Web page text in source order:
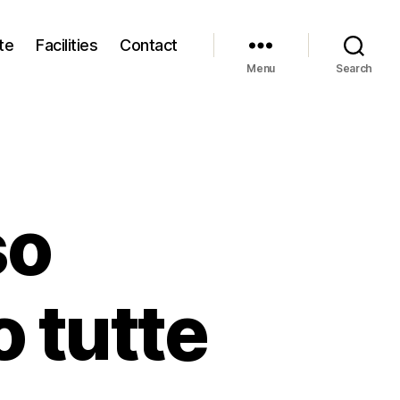
Facilities Contact
Menu Search
tutte